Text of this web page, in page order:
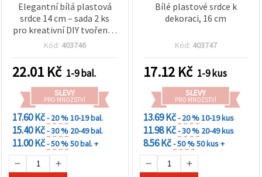
Elegantní bílá plastová
srdce 14 cm – sada 2 ks
pro kreativní DIY tvoření a
sváteční dekorace
Kód: 403746
22.01 Kč 1-9 bal.
SLEVY
PRO MNOŽSTVÍ
17.60 Kč- 20 %10-19 bal.
15.40 Kč- 30 % 20-49 bal.
11.00 Kč- 50 %50 bal. +
Bílé plastové srdce k
dekoraci, 16 cm
Kód: 403747
17.12 Kč 1-9 kus
SLEVY
PRO MNOŽSTVÍ
13.69 Kč- 20 %10-19 kus
11.98 Kč- 30 % 20-49 kus
8.56 Kč- 50 %50 kus +